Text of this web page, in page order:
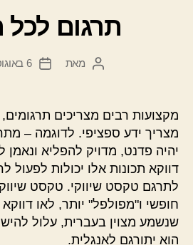
תרגום לכל
המחבר
מאת
תאריך
6 באוגוסט 2012
מקצועות רבים מצריכים
מצריך ידע ספציפי. לדוגמה –
יהיה פדנט, מדויק להפליא ונאמן
דווקא תכונות אלו יכולות לפעול
לתרגם טקסט שיווקי. טקסט
חופשי ו"מפולפל" יותר, לאו
שנשמע מצוין בעברית, עלול
הוא יתורגם לאנגלית.